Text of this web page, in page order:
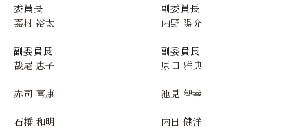
委員長
嘉村 裕太
副委員長
内野 陽介
副委員長
哉尾 恵子
副委員長
原口 雅典
赤司 喜康 池見 智幸
石橋 和明 内田 健洋